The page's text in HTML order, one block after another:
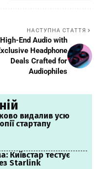
НАСТУПНА СТАТТЯ
High-End Audio with
Headphone
Deals Crafted for
Audiophiles
видалив усю
стартапу
Київстар тестує
Starlink